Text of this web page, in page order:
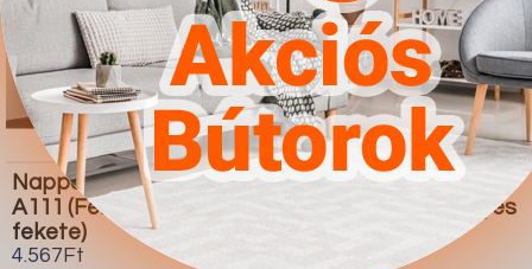
Nappali szett Charlotte
A111 (Fekete Fényes
fekete)
4.567Ft
Dohányzóasztal
Providence 176 (Fényes